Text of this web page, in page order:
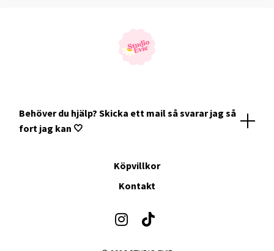
Behöver du hjälp? Skicka ett mail så svarar jag så
fort jag kan 🤍
Köpvillkor
Kontakt